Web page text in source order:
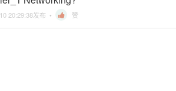
20:29:38发布 • 赞